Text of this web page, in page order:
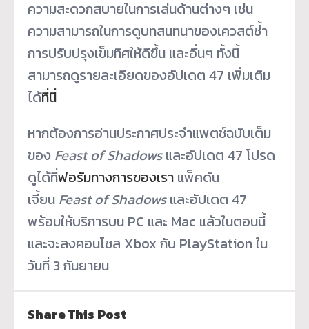
ความสะดวกสบายในการเล่นด้านต่างๆ เช่น
ความสามารถในการดูบทสนทนาของเควสต์ซ้ำ
การปรับปรุงเข็มทิศให้ดีขึ้น และอื่นๆ ทั้งนี้
สามารถดูรายละเอียดของอัปเดต 47 เพิ่มเติม
ได้ที่นี่
หากต้องการอ่านประกาศประจำแพตช์ฉบับเต็ม
ของ Feast of Shadowsและอัปเดต 47 โปรด
ดูได้ที่ฟอรัมทางการของเรา แพ็คดัน
เจี้ยน Feast of Shadowsและอัปเดต 47
พร้อมให้บริการบน PC และ Mac แล้วในตอนนี้
และจะลงคอนโซล Xbox กับ PlayStation ใน
วันที่ 3 กันยายน
Share This Post